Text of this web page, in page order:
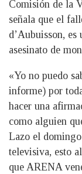
Comisión de la
señala que el
d’Aubuisson,
asesinato de
«Yo no puedo
informe) por
hacer una
como alguien
Lazo el
televisiva, esto
que ARENA